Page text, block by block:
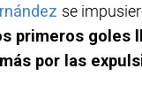
se
primeros goles
por las